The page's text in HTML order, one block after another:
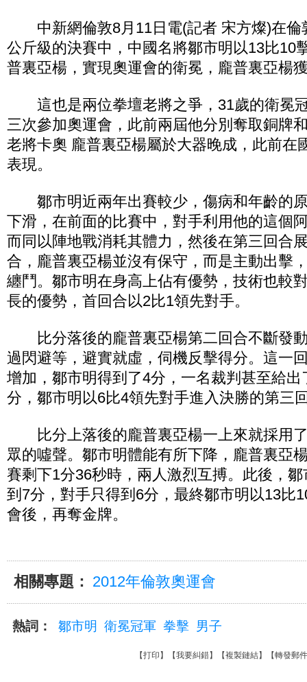
中新網倫敦8月11日電(記者 宋方燦)在倫
公斤級的決賽中，中國名將鄒市明以13比10
普裏亞楊，實現奧運會的衛冕，龐普裏亞楊
這也是兩位拳壇老將之爭，31歲的衛冕
三次參加奧運會，此前兩屆他分別奪取銅牌
老將卡奧 龐普裏亞楊屬於大器晚成，此前在
表現。
鄒市明近兩年出賽較少，傷病和年齡的
下滑，在前面的比賽中，對手利用他的這個
而同以陣地戰消耗其體力，然後在第三回合
合，龐普裏亞楊並沒有保守，而是主動出擊
纏鬥。鄒市明在身高上佔有優勢，技術也較
長的優勢，首回合以2比1領先對手。
比分落後的龐普裏亞楊第二回合不斷發
過閃避等，避實就虛，伺機反擊得分。這一
增加，鄒市明得到了4分，一名裁判甚至給
分，鄒市明以6比4領先對手進入決勝的第三
比分上落後的龐普裏亞楊一上來就採用
眾的噓聲。鄒市明體能有所下降，龐普裏亞
賽剩下1分36秒時，兩人激烈互搏。此後，
到7分，對手只得到6分，最終鄒市明以13比
會後，再奪金牌。
相關專題： 2012年倫敦奧運會
熱詞： 鄒市明 衛冕冠軍 拳擊 男子
【打印 】【我要糾錯】【複製鏈結】【轉發郵件